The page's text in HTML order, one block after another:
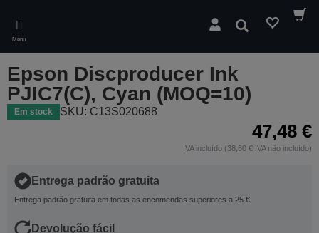
main
content
Menu
Pesquisar
Epson Discproducer Ink
PJIC7(C), Cyan (MOQ=10)
Em stock SKU: C13S020688
47,48 €
IVA incluído (38,60 € IVA não incluído)
Entrega padrão gratuita
Entrega padrão gratuita em todas as encomendas superiores a 25 €
Devolução fácil